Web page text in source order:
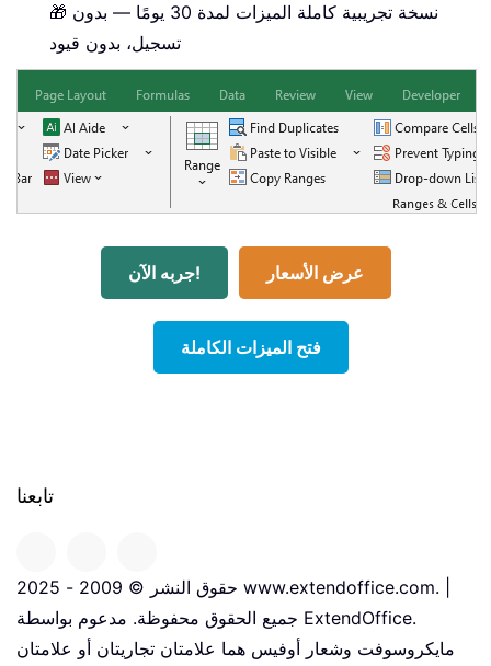
🎁 نسخة تجريبية كاملة الميزات لمدة 30 يومًا — بدون
تسجيل، بدون قيود
جربه الآن! عرض الأسعار
فتح الميزات الكاملة
تابعنا
حقوق النشر © 2009 - 2025 www.extendoffice.com. |
جميع الحقوق محفوظة. مدعوم بواسطة ExtendOffice.
مايكروسوفت وشعار أوفيس هما علامتان تجاريتان أو علامتان